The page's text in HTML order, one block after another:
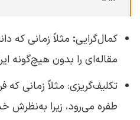
کمال‌گرایی: مثلاً زمانی
مقاله‌ای را بدون هیچ‌گونه
تکلیف‌گریزی: مثلاً زمانی که
طفره می‌رود، زیرا به‌نظرش